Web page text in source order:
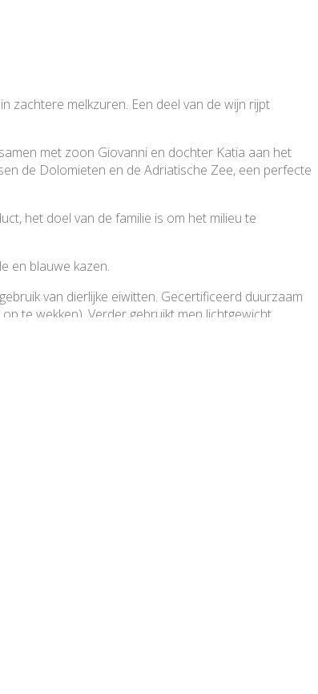
zachtere melkzuren. Een deel van de wijn rijpt
met zoon Giovanni en dochter Katia aan het
de Dolomieten en de Adriatische Zee, een perfecte
het doel van de familie is om het milieu te
en blauwe kazen.
van dierlijke eiwitten. Gecertificeerd duurzaam
te wekken). Verder gebruikt men lichtgewicht